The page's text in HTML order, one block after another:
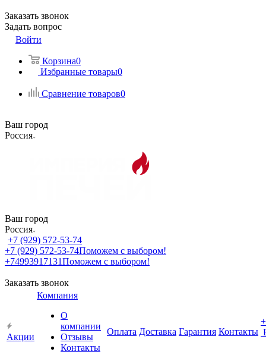
Заказать звонок
Задать вопрос
Войти
Корзина0
Избранные товары0
Сравнение товаров0
Ваш город
Россия
Ваш город
Россия
+7 (929) 572-53-74
+7 (929) 572-53-74Поможем с выбором!
+74993917131Поможем с выбором!
Заказать звонок
Акции
Компания
О
компании
Отзывы
Контакты
Оплата Доставка Гарантия Контакты
+